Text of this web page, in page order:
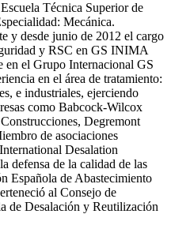
Técnica Superior de
Mecánica.
y desde junio de 2012 el cargo
y RSC en GS INIMA
en el Grupo Internacional GS
en el área de tratamiento:
e industriales, ejerciendo
como Babcock-Wilcox
Degremont
de asociaciones
Desalation
defensa de la calidad de las
de Abastecimiento
al Consejo de
de Desalación y Reutilización